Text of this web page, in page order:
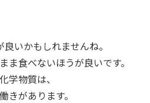
良いかもしれませんね。
ま食べないほうが良いです。
学物質は、
きがあります。